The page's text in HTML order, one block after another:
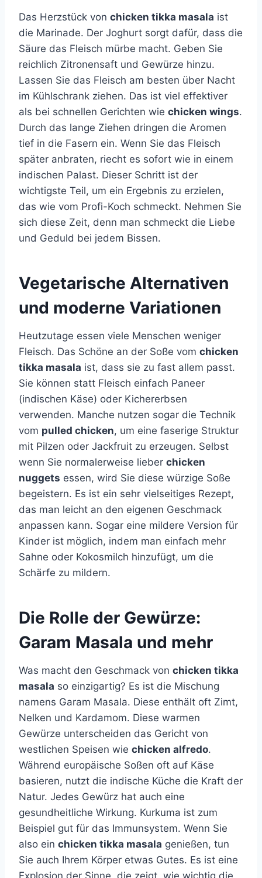
Das Herzstück von chicken tikka masala ist
die Marinade. Der Joghurt sorgt dafür, dass die
Säure das Fleisch mürbe macht. Geben Sie
reichlich Zitronensaft und Gewürze hinzu.
Lassen Sie das Fleisch am besten über Nacht
im Kühlschrank ziehen. Das ist viel effektiver
als bei schnellen Gerichten wie chicken wings.
Durch das lange Ziehen dringen die Aromen
tief in die Fasern ein. Wenn Sie das Fleisch
später anbraten, riecht es sofort wie in einem
indischen Palast. Dieser Schritt ist der
wichtigste Teil, um ein Ergebnis zu erzielen,
das wie vom Profi-Koch schmeckt. Nehmen Sie
sich diese Zeit, denn man schmeckt die Liebe
und Geduld bei jedem Bissen.
Vegetarische Alternativen
und moderne Variationen
Heutzutage essen viele Menschen weniger
Fleisch. Das Schöne an der Soße vom chicken
tikka masala ist, dass sie zu fast allem passt.
Sie können statt Fleisch einfach Paneer
(indischen Käse) oder Kichererbsen
verwenden. Manche nutzen sogar die Technik
vom pulled chicken, um eine faserige Struktur
mit Pilzen oder Jackfruit zu erzeugen. Selbst
wenn Sie normalerweise lieber chicken
nuggets essen, wird Sie diese würzige Soße
begeistern. Es ist ein sehr vielseitiges Rezept,
das man leicht an den eigenen Geschmack
anpassen kann. Sogar eine mildere Version für
Kinder ist möglich, indem man einfach mehr
Sahne oder Kokosmilch hinzufügt, um die
Schärfe zu mildern.
Die Rolle der Gewürze:
Garam Masala und mehr
Was macht den Geschmack von chicken tikka
masala so einzigartig? Es ist die Mischung
namens Garam Masala. Diese enthält oft Zimt,
Nelken und Kardamom. Diese warmen
Gewürze unterscheiden das Gericht von
westlichen Speisen wie chicken alfredo.
Während europäische Soßen oft auf Käse
basieren, nutzt die indische Küche die Kraft der
Natur. Jedes Gewürz hat auch eine
gesundheitliche Wirkung. Kurkuma ist zum
Beispiel gut für das Immunsystem. Wenn Sie
also ein chicken tikka masala genießen, tun
Sie auch Ihrem Körper etwas Gutes. Es ist eine